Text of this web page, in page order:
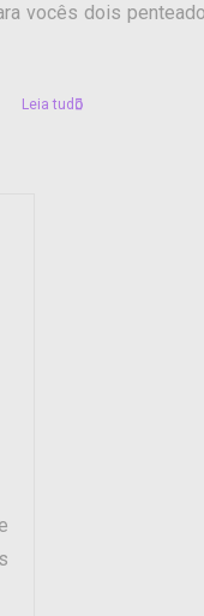
vocês dois
Leia tudo